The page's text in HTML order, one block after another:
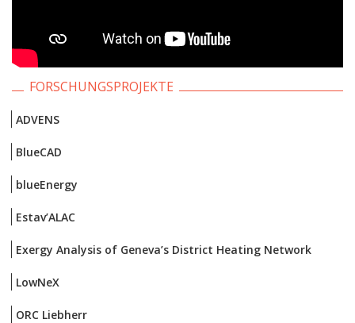
FORSCHUNGSPROJEKTE
ADVENS
BlueCAD
blueEnergy
Estav’ALAC
Exergy Analysis of Geneva’s District Heating Network
LowNeX
ORC Liebherr